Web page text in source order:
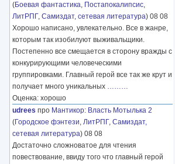
(Боевая фантастика, Постапокалипсис,
ЛитРПГ, Самиздат, сетевая литература) 08 08
Хорошо написано, увлекательно. Все в жанре,
которым так изобилуют выживальщики.
Постепенно все смещается в сторону вражды с
конкурирующими человеческими
группировками. Главный герой все так же крут и
получает много уникальных ………
Оценка: хорошо
udrees про Мантикор: Власть Мотылька 2
(Городское фэнтези, ЛитРПГ, Самиздат,
сетевая литература) 08 08
Достаточно сложноватое для чтения
повествование, ввиду того что главный герой